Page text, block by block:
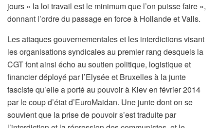
jours « la loi travail est le minimum que l’on puisse faire »,
donnant l’ordre du passage en force à Hollande et Valls.
Les attaques gouvernementales et les interdictions visant
les organisations syndicales au premier rang desquels la
CGT font ainsi écho au soutien politique, logistique et
financier déployé par l’Elysée et Bruxelles à la junte
fasciste qu’elle a porté au pouvoir à Kiev en février 2014
par le coup d’état d’EuroMaidan. Une junte dont on se
souvient que la prise de pouvoir s’est traduite par